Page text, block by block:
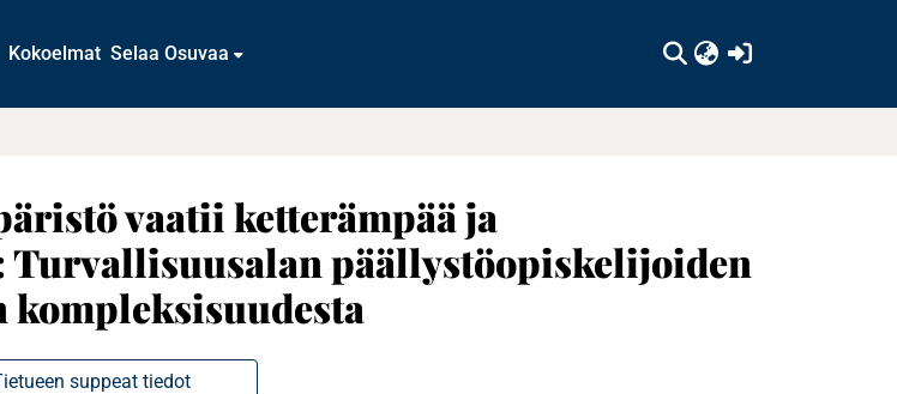
Kokoelmat Selaa Osuvaa
vaatii ketterämpää ja
Turvallisuusalan päällystöopiskelijoiden
suppeat tiedot